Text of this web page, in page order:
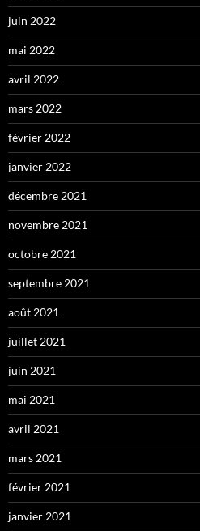
juin 2022
mai 2022
avril 2022
mars 2022
février 2022
janvier 2022
décembre 2021
novembre 2021
octobre 2021
septembre 2021
août 2021
juillet 2021
juin 2021
mai 2021
avril 2021
mars 2021
février 2021
janvier 2021